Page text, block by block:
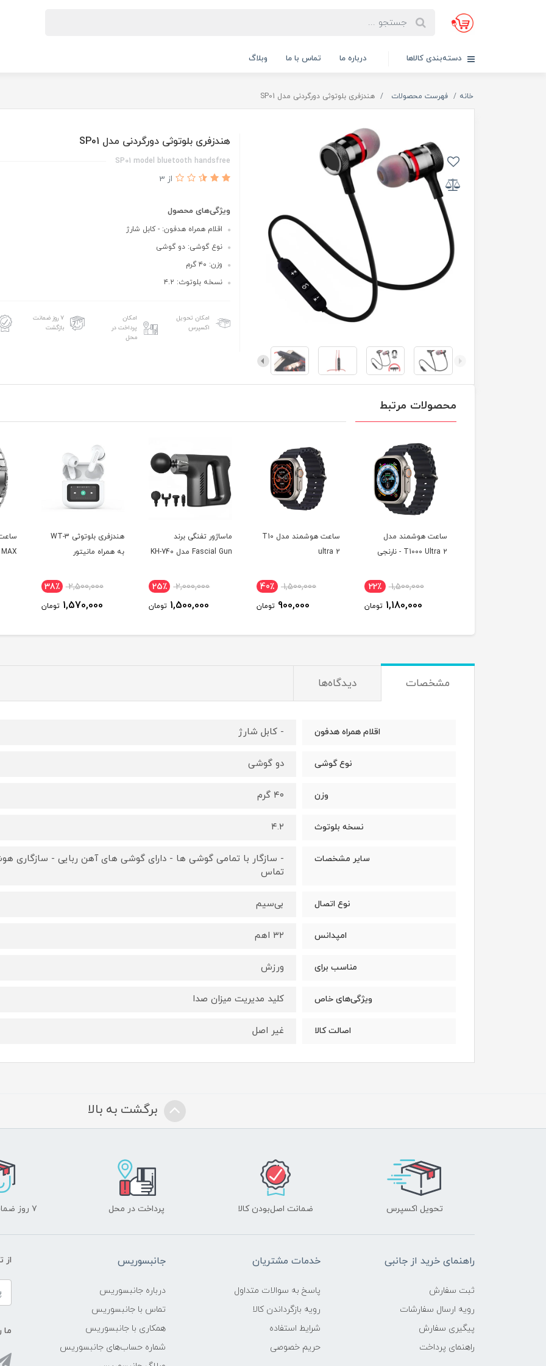
دسته‌بندی کالاها درباره ما تماس با ما وبلاگ
خانه فهرست محصولات هندزفری بلوتوثی دورگردنی مدل SP01
هندزفری بلوتوثی دورگردنی مدل SP01
SP01 model bluetooth handsfree
از 3
ویژگی‌های محصول
اقلام همراه هدفون: - کابل شارژ
نوع گوشی: دو گوشی
وزن: ۴۰ گرم
نسخه بلوتوث: ۴.۲
امکان تحویل
اکسپرس
امکان
پرداخت در
محل
۷ روز ضمانت
بازگشت
محصولات مرتبط
ساعت هوشمند مدل
T1000 Ultra 2 - نارنجی
1,500,000 22٪
1,180,000 تومان
ساعت هوشمند مدل T10
ultra 2
1,500,000 40٪
900,000 تومان
ماساژور تفنگی برند
Fascial Gun مدل KH-740
2,000,000 25٪
1,500,000 تومان
هندزفری بلوتوثی WT-3
به همراه مانیتور
2,500,000 38٪
1,570,000 تومان
مشخصات دیدگاه‌ها
اقلام همراه هدفون - کابل شارژ
نوع گوشی دو گوشی
وزن ۴۰ گرم
نسخه بلوتوث ۴.۲
سایر مشخصات
- سازگار با تمامی گوشی ها - دارای گوشی های آهن ربایی - سازگاری
تماس
نوع اتصال بی‌سیم
امپدانس ۳۲ اهم
مناسب برای ورزش
ویژگی‌های خاص کلید مدیریت میزان صدا
اصالت کالا غیر اصل
برگشت به بالا
تحویل اکسپرس ضمانت اصل‌بودن کالا پرداخت در محل ۷ روز ضمانت بازگشت
راهنمای خرید از جانبی
ثبت سفارش
رویه ارسال سفارشات
پیگیری سفارش
راهنمای پرداخت
خدمات مشتریان
پاسخ به سوالات متداول
رویه بازگرداندن کالا
شرایط استفاده
حریم خصوصی
جانبسوریس
درباره جانبسوریس
تماس با جانبسوریس
همکاری با جانبسوریس
شماره حساب‌های جانبسوریس
از
ما